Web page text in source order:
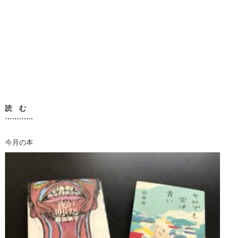
読 む
…………
今月の本